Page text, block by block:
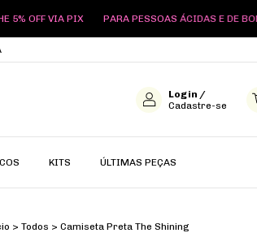
PARA PESSOAS ÁCIDAS E DE BOM GOSTO
Login /
Cadastre-se
KITS ÚLTIMAS PEÇAS
> Todos > Camiseta Preta The Shining